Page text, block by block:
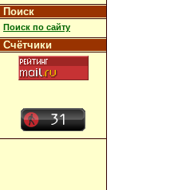
Поиск
Поиск по сайту
Счётчики